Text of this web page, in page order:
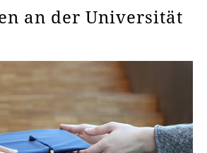
an der Universität